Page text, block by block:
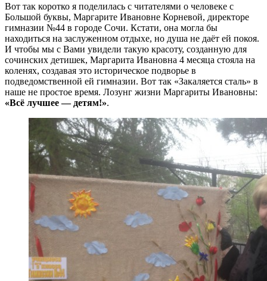
Вот так коротко я поделилась с читателями о человеке с
Большой буквы, Маргарите Ивановне Корневой, директоре
гимназии №44 в городе Сочи. Кстати, она могла бы
находиться на заслуженном отдыхе, но душа не даёт ей покоя.
И чтобы мы с Вами увидели такую красоту, созданную для
сочинских детишек, Маргарита Ивановна 4 месяца стояла на
коленях, создавая это историческое подворье в
подведомственной ей гимназии. Вот так «Закаляется сталь» в
наше не простое время. Лозунг жизни Маргариты Ивановны:
«Всё лучшее — детям!».